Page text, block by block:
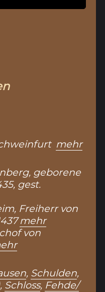
mehr
geborene
gest.
Freiherr von
mehr
von
, Schulden,
, Schloss, Fehde/